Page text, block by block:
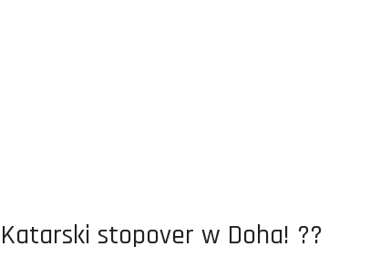
Katarski stopover w Doha! ??